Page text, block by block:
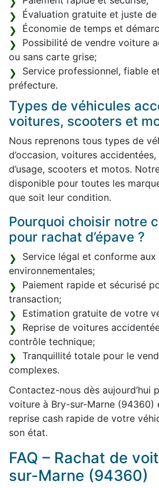
Évaluation gratuite et juste
Économie de temps et
Possibilité de vendre voiture
ou sans carte grise;
Service professionnel, fiable
préfecture.
Types de véhicules
voitures, scooters et
Nous reprenons tous types de
d’occasion, voitures
d’usage, scooters et motos.
disponible pour toutes les
que soit leur condition.
Pourquoi choisir notre
pour rachat d’épave ?
Service légal et conforme aux
environnementales;
Paiement rapide et sécurisé
transaction;
Estimation gratuite de votre
Reprise de voitures
contrôle technique;
Tranquillité totale pour le
complexes.
Contactez-nous dès aujourd’hui
voiture à Bry-sur-Marne (94360)
reprise cash rapide de votre
son état.
FAQ – Rachat de
sur-Marne (94360)